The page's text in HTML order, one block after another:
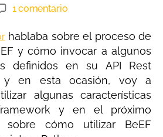
1 comentario
hablaba sobre el proceso de
y cómo invocar a algunos
definidos en su API Rest
y en esta ocasión, voy a
algunas características
y en el próximo
sobre cómo utilizar BeEF